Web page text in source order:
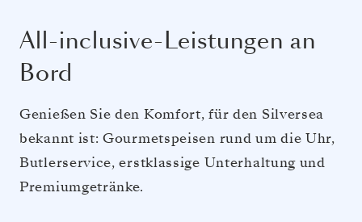
All-inclusive-Leistungen an
Bord
Genießen Sie den Komfort, für den Silversea
bekannt ist: Gourmetspeisen rund um die Uhr,
Butlerservice, erstklassige Unterhaltung und
Premiumgetränke.